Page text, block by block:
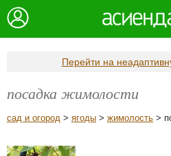
Перейти на
посадка жимолости
сад и огород > ягоды > жимолость >